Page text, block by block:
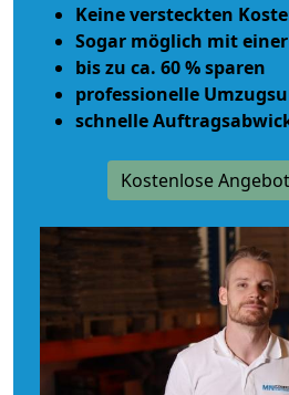
Keine versteckten
Sogar möglich mit
bis zu ca. 60 % sparen
professionelle
schnelle
Kostenlose